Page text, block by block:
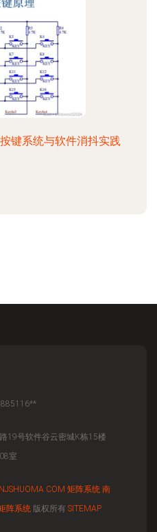
键系统与软件消抖实践
19号软件谷云密城K栋15楼
室
矩阵系统 南
阵系统 版权所有 SITEMAP